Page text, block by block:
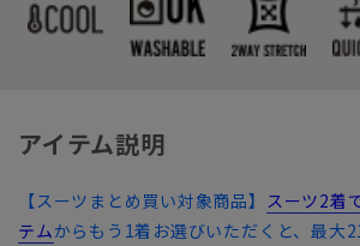
アイテム説明
【スーツまとめ買い対象商品】 スーツ2着
テムからもう1着お選びいただくと、最